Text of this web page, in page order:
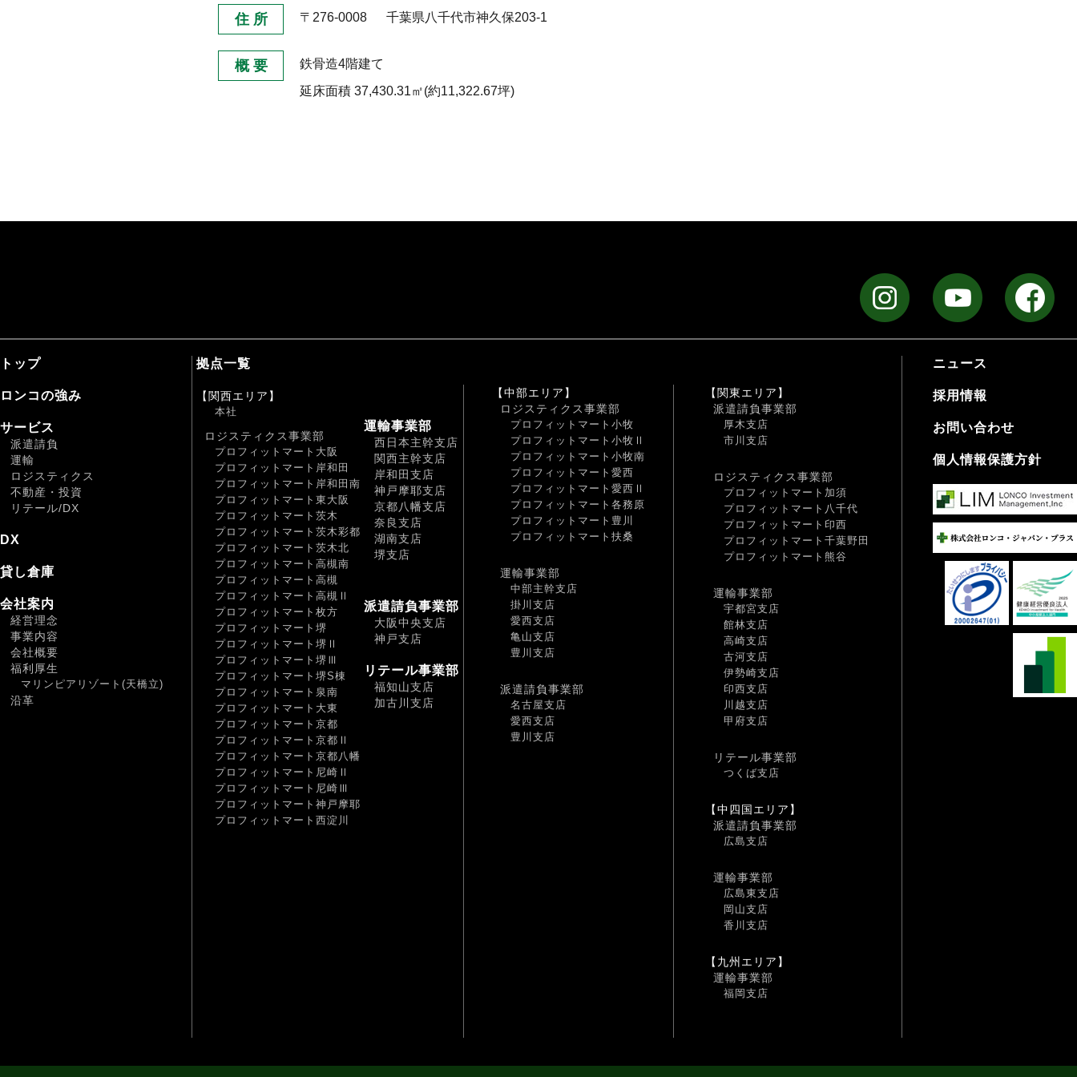
住 所 〒276-0008 千葉県八千代市神久保203-1
概 要 鉄骨造4階建て
延床面積 37,430.31㎡(約11,322.67坪)
トップ
ロンコの強み
サービス
派遣請負
運輸
ロジスティクス
不動産・投資
リテール/DX
DX
貸し倉庫
会社案内
経営理念
事業内容
会社概要
福利厚生
マリンピアリゾート(天橋立)
沿革
拠点一覧
【関西エリア】
本社
ロジスティクス事業部
プロフィットマート大阪
プロフィットマート岸和田
プロフィットマート岸和田南
プロフィットマート東大阪
プロフィットマート茨木
プロフィットマート茨木彩都
プロフィットマート茨木北
プロフィットマート高槻南
プロフィットマート高槻
プロフィットマート高槻Ⅱ
プロフィットマート枚方
プロフィットマート堺
プロフィットマート堺Ⅱ
プロフィットマート堺Ⅲ
プロフィットマート堺S棟
プロフィットマート泉南
プロフィットマート大東
プロフィットマート京都
プロフィットマート京都Ⅱ
プロフィットマート京都八幡
プロフィットマート尼崎Ⅱ
プロフィットマート尼崎Ⅲ
プロフィットマート神戸摩耶
プロフィットマート西淀川
運輸事業部
西日本主幹支店
関西主幹支店
岸和田支店
神戸摩耶支店
京都八幡支店
奈良支店
湖南支店
堺支店
派遣請負事業部
大阪中央支店
神戸支店
リテール事業部
福知山支店
加古川支店
【中部エリア】
ロジスティクス事業部
プロフィットマート小牧
プロフィットマート小牧Ⅱ
プロフィットマート小牧南
プロフィットマート愛西
プロフィットマート愛西Ⅱ
プロフィットマート各務原
プロフィットマート豊川
プロフィットマート扶桑
運輸事業部
中部主幹支店
掛川支店
愛西支店
亀山支店
豊川支店
派遣請負事業部
名古屋支店
愛西支店
豊川支店
【関東エリア】
派遣請負事業部
厚木支店
市川支店
ロジスティクス事業部
プロフィットマート加須
プロフィットマート八千代
プロフィットマート印西
プロフィットマート千葉野田
プロフィットマート熊谷
運輸事業部
宇都宮支店
館林支店
高崎支店
古河支店
伊勢崎支店
印西支店
川越支店
甲府支店
リテール事業部
つくば支店
【中四国エリア】
派遣請負事業部
広島支店
運輸事業部
広島東支店
岡山支店
香川支店
【九州エリア】
運輸事業部
福岡支店
ニュース
採用情報
お問い合わせ
個人情報保護方針